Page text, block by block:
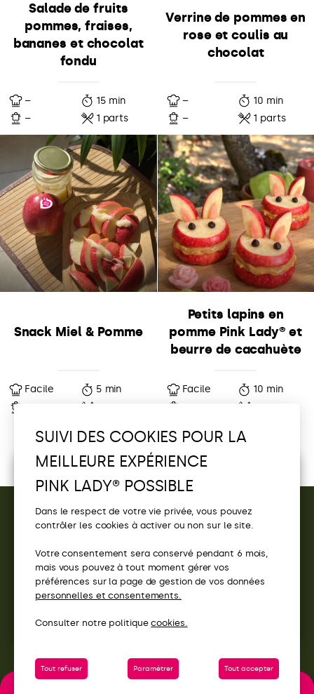
Salade de fruits
pommes, fraises,
bananes et chocolat
fondu
–
15 min
–
1 parts
Verrine de pommes en
rose et coulis au
chocolat
–
10 min
–
1 parts
Snack Miel & Pomme
Facile
5 min
Petits lapins en
pomme Pink Lady® et
beurre de cacahuète
Facile
10 min
1 2 3 4 …
CONTACT
ACCÈS
SITES PINK LADY®
Écoutez la sélection Pink Lady®
Découvrez vos playlists Pink Lady® et
Pink Party
SUIVI DES COOKIES POUR LA
MEILLEURE EXPÉRIENCE
PINK LADY® POSSIBLE
Dans le respect de votre vie privée, vous pouvez
contrôler les cookies à activer ou non sur le site.
Votre consentement sera conservé pendant 6 mois,
mais vous pouvez à tout moment gérer vos
préférences sur la page de gestion de vos données
personnelles et consentements.
Consulter notre politiquecookies.
Tout refuser Paramétrer Tout accepter